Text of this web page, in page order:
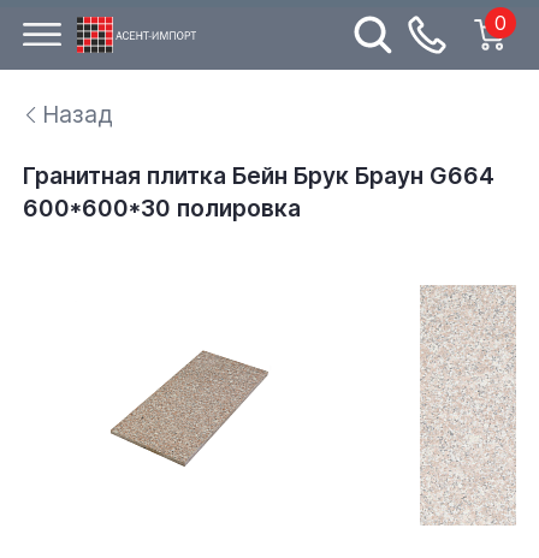
0
Назад
Гранитная плитка Бейн Брук Браун G664
600*600*30 полировка